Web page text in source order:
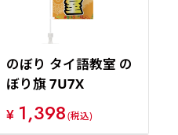
のぼり タイ語教室 の
ぼり旗 7U7X
¥ 1,398(税込)